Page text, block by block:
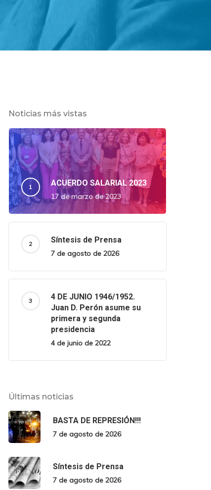
Noticias más vistas
ACUERDO SALARIAL 2023
17 de marzo de 2023
Síntesis de Prensa
7 de agosto de 2026
4 DE JUNIO 1946/1952.
Juan D. Perón asume su
primera y segunda
presidencia
4 de junio de 2022
Últimas noticias
BASTA DE REPRESIÓN!!!
7 de agosto de 2026
Síntesis de Prensa
7 de agosto de 2026